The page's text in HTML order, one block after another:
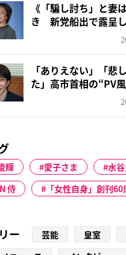
《「騙し討ち」と妻
き 新党船出で露呈
「ありえない」「悲
た」高市首相の“PV
輝 愛子さま 水
侍
「女性自身」創刊
ー 芸能 皇室